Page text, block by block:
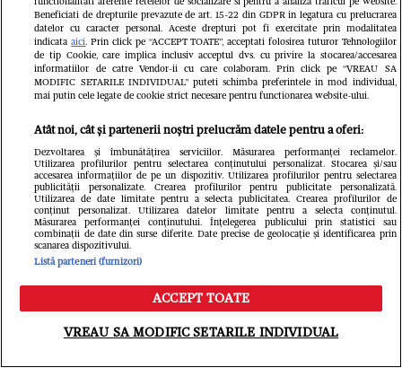
Povestea fabuloasă a celebrei
fotografii cu Messi și Yamal, de acum
19 ani. Cum a ajuns starul Argentinei
Meniu Caută
Beneficiati de drepturile prevazute de art. 15-22 din GDPR in legatura cu prelucrarea
datelor cu caracter personal. Aceste drepturi pot fi exercitate prin modalitatea
indicataaici. Prin click pe “ACCEPT TOATE”, acceptati folosirea tuturor Tehnologiilor
de tip Cookie, care implica inclusiv acceptul dvs. cu privire la stocarea/accesarea
informatiilor de catre Vendor-ii cu care colaboram. Prin click pe “VREAU SA
MODIFIC SETARILE INDIVIDUAL” puteti schimba preferintele in mod individual,
mai putin cele legate de cookie strict necesare pentru functionarea website-ului.
Atât noi, cât și partenerii noștri prelucrăm datele pentru a oferi:
Dezvoltarea și îmbunătățirea serviciilor. Măsurarea performanței reclamelor.
Utilizarea profilurilor pentru selectarea conținutului personalizat. Stocarea și/sau
accesarea informațiilor de pe un dispozitiv. Utilizarea profilurilor pentru selectarea
publicității personalizate. Crearea profilurilor pentru publicitate personalizată.
Utilizarea de date limitate pentru a selecta publicitatea. Crearea profilurilor de
conținut personalizat. Utilizarea datelor limitate pentru a selecta conținutul.
Măsurarea performanței conținutului. Înțelegerea publicului prin statistici sau
combinații de date din surse diferite. Date precise de geolocație și identificarea prin
scanarea dispozitivului.
Listă parteneri (furnizori)
ACCEPT TOATE
VREAU SA MODIFIC SETARILE INDIVIDUAL